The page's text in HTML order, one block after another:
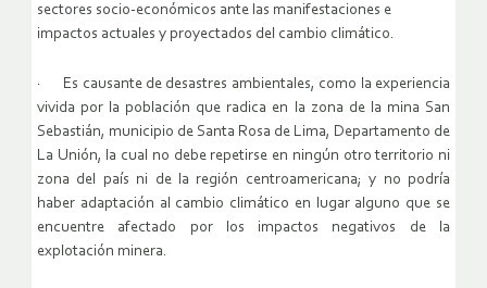
sectores socio-económicos ante las manifestaciones e
impactos actuales y proyectados del cambio climático.
· Es causante de desastres ambientales, como la experiencia
vivida por la población que radica en la zona de la mina San
Sebastián, municipio de Santa Rosa de Lima, Departamento de
La Unión, la cual no debe repetirse en ningún otro territorio ni
zona del país ni de la región centroamericana; y no podría
haber adaptación al cambio climático en lugar alguno que se
encuentre afectado por los impactos negativos de la
explotación minera.